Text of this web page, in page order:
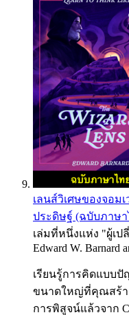
เลนส์วิเศษของจอม
ประดิษฐ์ (ฉบับภาษา
เล่มที่หนึ่งแห่ง "ผู้เป
Edward W. Barnard
เรียนรู้การคิดแบบ
ขนาดใหญ่ที่คุณสร้า
การพิสูจน์แล้วจาก